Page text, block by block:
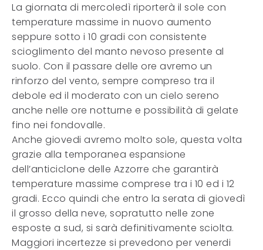
La giornata di mercoledì riporterà il sole con
temperature massime in nuovo aumento
seppure sotto i 10 gradi con consistente
scioglimento del manto nevoso presente al
suolo. Con il passare delle ore avremo un
rinforzo del vento, sempre compreso tra il
debole ed il moderato con un cielo sereno
anche nelle ore notturne e possibilità di gelate
fino nei fondovalle.
Anche giovedi avremo molto sole, questa volta
grazie alla temporanea espansione
dell’anticiclone delle Azzorre che garantirà
temperature massime comprese tra i 10 ed i 12
gradi. Ecco quindi che entro la serata di giovedì
il grosso della neve, sopratutto nelle zone
esposte a sud, si sarà definitivamente sciolta.
Maggiori incertezze si prevedono per venerdi